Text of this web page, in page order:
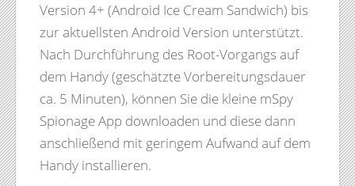
Version 4+ (Android Ice Cream Sandwich) bis
zur aktuellsten Android Version unterstützt.
Nach Durchführung des Root-Vorgangs auf
dem Handy (geschätzte Vorbereitungsdauer
ca. 5 Minuten), können Sie die kleine mSpy
Spionage App downloaden und diese dann
anschließend mit geringem Aufwand auf dem
Handy installieren.